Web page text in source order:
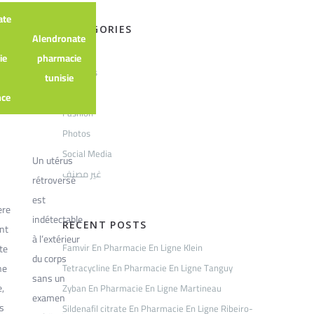
Alendronate
pharmacie
tunisie
Un utérus
rétroversé
est
indétectable
à l’extérieur
du corps
sans un
examen
CATEGORIES
Articles
Business
Fashion
Photos
Social Media
غير مصنف
RECENT POSTS
Famvir En Pharmacie En Ligne Klein
Tetracycline En Pharmacie En Ligne Tanguy
Zyban En Pharmacie En Ligne Martineau
Sildenafil citrate En Pharmacie En Ligne Ribeiro-